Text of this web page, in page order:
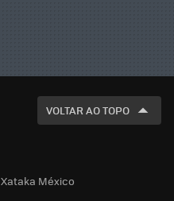
VOLTAR AO TOPO
Xataka México